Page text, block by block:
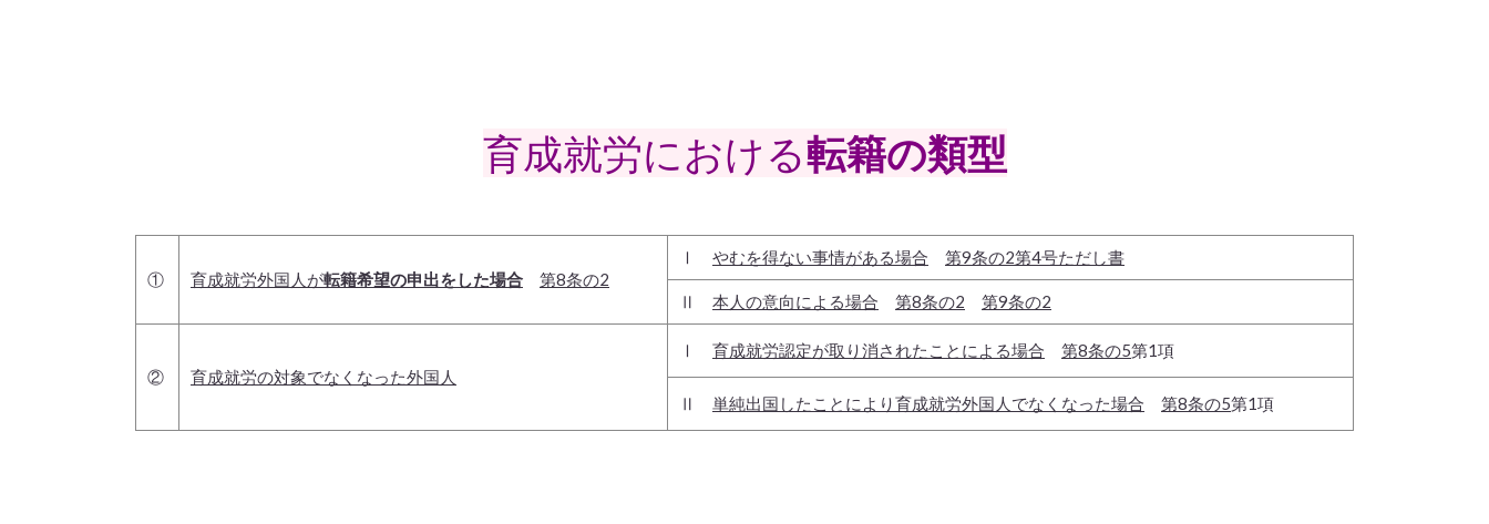
育成就労における転籍の類型
① 育成就労外国人が転籍希望の申出をした場合 第8条の2
Ⅰ やむを得ない事情がある場合 第9条の2第4号ただし書
Ⅱ 本人の意向による場合 第8条の2 第9条の2
② 育成就労の対象でなくなった外国人
Ⅰ 育成就労認定が取り消されたことによる場合 第8条の5第1項
Ⅱ 単純出国したことにより育成就労外国人でなくなった場合 第8条の5第1項